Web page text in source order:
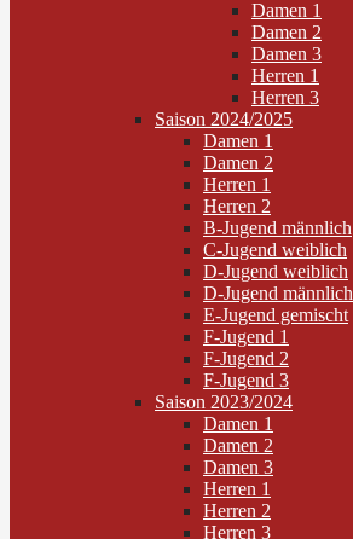
Damen 1
Damen 2
Damen 3
Herren 1
Herren 3
Saison 2024/2025
Damen 1
Damen 2
Herren 1
Herren 2
B-Jugend männlich
C-Jugend weiblich
D-Jugend weiblich
D-Jugend männlich
E-Jugend gemischt
F-Jugend 1
F-Jugend 2
F-Jugend 3
Saison 2023/2024
Damen 1
Damen 2
Damen 3
Herren 1
Herren 2
Herren 3